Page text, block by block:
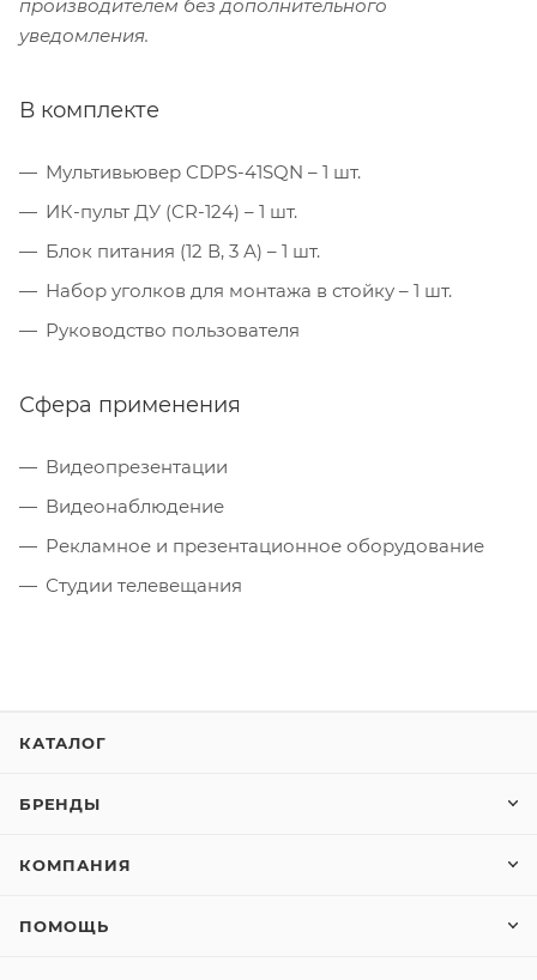
производителем без дополнительного
уведомления.
В комплекте
Мультивьювер CDPS-41SQN – 1 шт.
ИК-пульт ДУ (CR-124) – 1 шт.
Блок питания (12 В, 3 А) – 1 шт.
Набор уголков для монтажа в стойку – 1 шт.
Руководство пользователя
Сфера применения
Видеопрезентации
Видеонаблюдение
Рекламное и презентационное оборудование
Студии телевещания
КАТАЛОГ
БРЕНДЫ
КОМПАНИЯ
ПОМОЩЬ